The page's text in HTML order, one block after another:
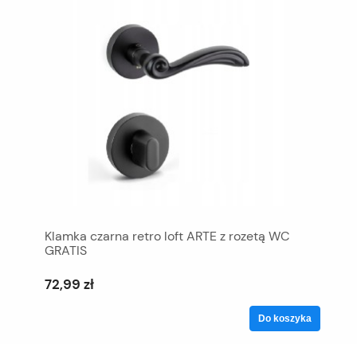
Klamka czarna retro loft ARTE z rozetą WC
GRATIS
72,99 zł
Do koszyka